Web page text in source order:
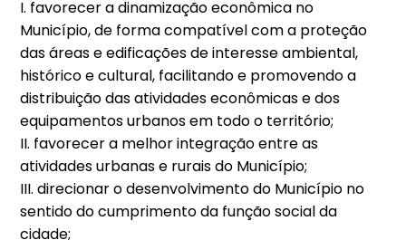
I. favorecer a dinamização econômica no
Município, de forma compatível com a proteção
das áreas e edificações de interesse ambiental,
histórico e cultural, facilitando e promovendo a
distribuição das atividades econômicas e dos
equipamentos urbanos em todo o território;
II. favorecer a melhor integração entre as
atividades urbanas e rurais do Município;
III. direcionar o desenvolvimento do Município no
sentido do cumprimento da função social da
cidade;